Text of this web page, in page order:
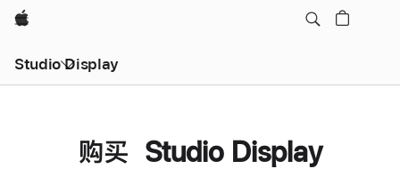
Apple
Studio Display
购买 Studio Display